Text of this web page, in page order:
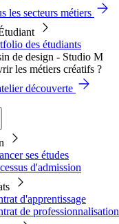
les secteurs métiers
des étudiants
les métiers créatifs ?
découverte
ses études
d'admission
d'apprentissage
de professionnalisation